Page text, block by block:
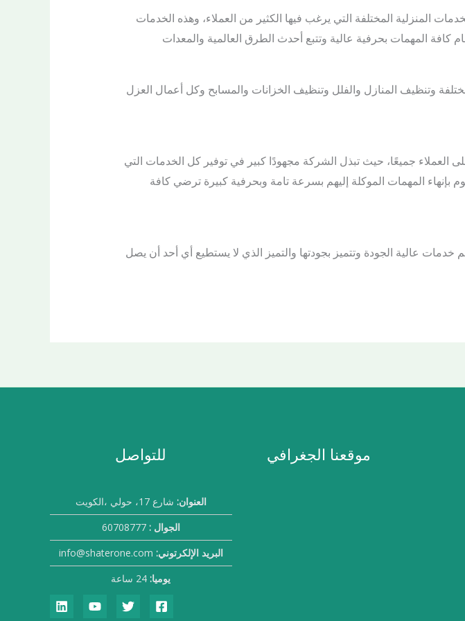
المنزلية المختلفة التي يرغب فيها الكثير من العملاء، وهذه الخدمات
كافة المهمات بحرفية عالية وتتبع أحدث الطرق العالمية والمعدات
وتنظيف المنازل والفلل وتنظيف الخزانات والمسابح وكل أعمال العزل
العملاء جميعًا، حيث تبذل الشركة مجهودًا كبير في توفير كل الخدمات التي
بإنهاء المهمات الموكلة إليهم بسرعة تامة وبحرفية كبيرة ترضي كافة
عالية الجودة وتتميز بجودتها والتميز الذي لا يستطيع أي أحد أن يصل
موقعنا الجغرافي للتواصل
العنوان: شارع 17، حولي ،الكويت
الجوال : 60708777
البريد الإلكرتوني:
يوميا:24 ساعة